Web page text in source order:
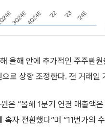
올해 안에 추가적인 주주환
로 상향 조정한다. 전 거래
은 “올해 1분기 연결 매출액
자 전환했다”며 “11번가의